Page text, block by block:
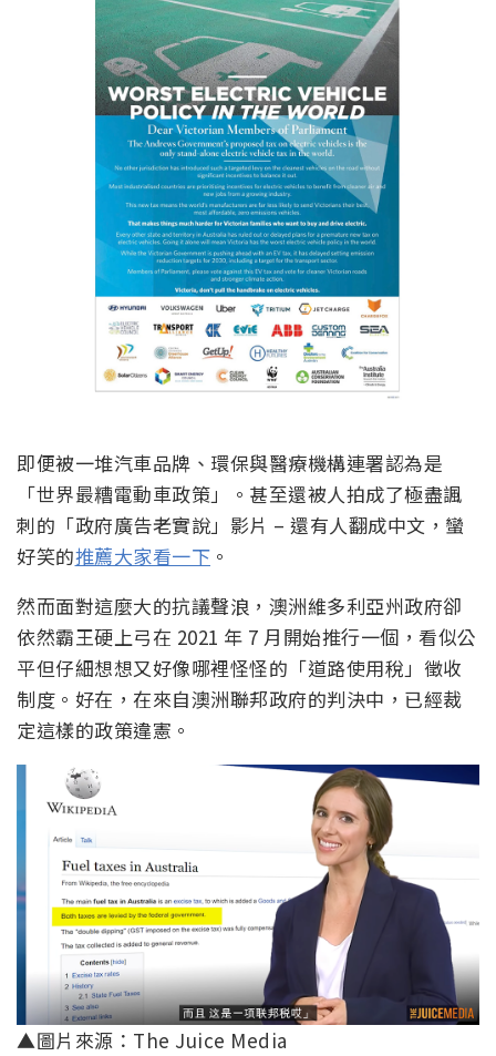
即便被一堆汽車品牌、環保與醫療機構連署認為是
「世界最糟電動車政策」。甚至還被人拍成了極盡諷
刺的「政府廣告老實說」影片 – 還有人翻成中文，蠻
好笑的推薦大家看一下 。
然而面對這麼大的抗議聲浪，澳洲維多利亞州政府卻
依然霸王硬上弓在 2021 年 7 月開始推行一個，看似公
平但仔細想想又好像哪裡怪怪的「道路使用稅」徵收
制度。好在，在來自澳洲聯邦政府的判決中，已經裁
定這樣的政策違憲。
▲圖片來源：The Juice Media